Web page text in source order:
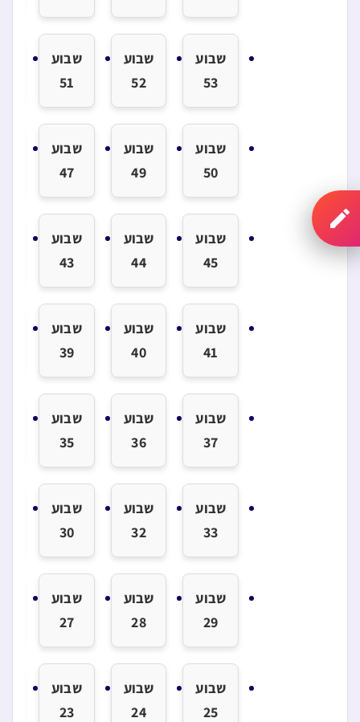
שבוע
53
שבוע
52
שבוע
51
שבוע
50
שבוע
49
שבוע
47
שבוע
45
שבוע
44
שבוע
43
שבוע
41
שבוע
40
שבוע
39
שבוע
37
שבוע
36
שבוע
35
שבוע
33
שבוע
32
שבוע
30
שבוע
29
שבוע
28
שבוע
27
שבוע
25
שבוע
24
שבוע
23